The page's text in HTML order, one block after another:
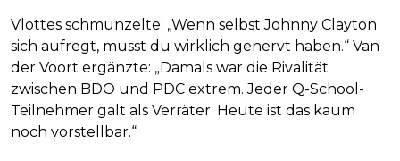
Vlottes schmunzelte: „Wenn selbst Johnny Clayton
sich aufregt, musst du wirklich genervt haben.“ Van
der Voort ergänzte: „Damals war die Rivalität
zwischen BDO und PDC extrem. Jeder Q-School-
Teilnehmer galt als Verräter. Heute ist das kaum
noch vorstellbar.“